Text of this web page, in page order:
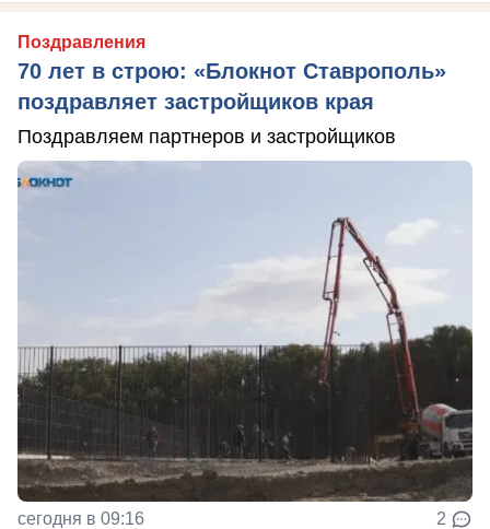
Поздравления
70 лет в строю: «Блокнот Ставрополь»
поздравляет застройщиков края
Поздравляем партнеров и застройщиков
сегодня в 09:16 2